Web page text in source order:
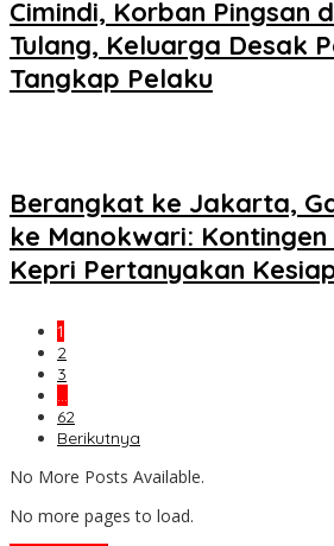
Cimindi, Korban Pingsan
Tulang, Keluarga Desak
Tangkap Pelaku
Berangkat ke Jakarta,
ke Manokwari:
Kepri Pertanyakan
1
2
3
…
62
Berikutnya
No More Posts Available.
No more pages to load.